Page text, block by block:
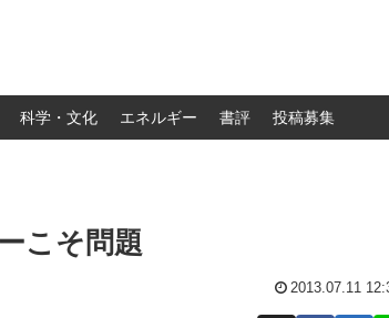
科学・文化 エネルギー 書評 投稿募集
こそ問題
2013.07.11